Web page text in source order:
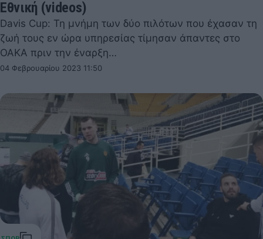
Εθνική (videos)
Davis Cup: Τη μνήμη των δύο πιλότων που έχασαν τη
ζωή τους εν ώρα υπηρεσίας τίμησαν άπαντες στο
ΟΑΚΑ πριν την έναρξη…
04 Φεβρουαρίου 2023 11:50